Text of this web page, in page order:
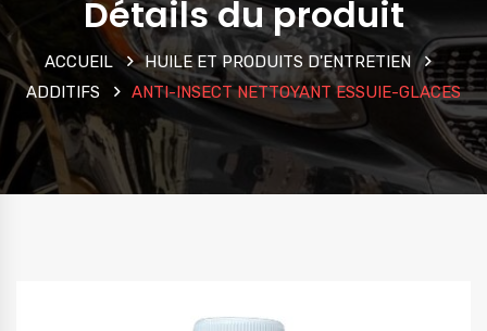
Détails du produit
ACCUEIL
HUILE ET PRODUITS D'ENTRETIEN
ADDITIFS
ANTI-INSECT NETTOYANT ESSUIE-GLACES